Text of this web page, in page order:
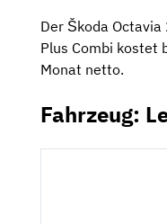
Der Škoda Octavia
Plus Combi kostet
Monat netto.
Fahrzeug: